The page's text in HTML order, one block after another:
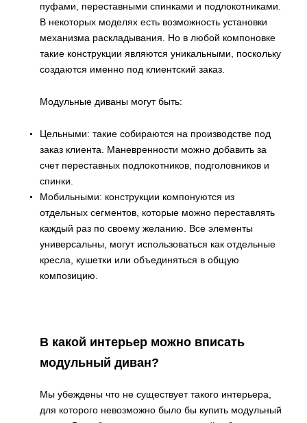
пуфами, переставными спинками и подлокотниками.
В некоторых моделях есть возможность установки
механизма раскладывания. Но в любой компоновке
такие конструкции являются уникальными, поскольку
создаются именно под клиентский заказ.
Модульные диваны могут быть:
Цельными: такие собираются на производстве под
заказ клиента. Маневренности можно добавить за
счет переставных подлокотников, подголовников и
спинки.
Мобильными: конструкции компонуются из
отдельных сегментов, которые можно переставлять
каждый раз по своему желанию. Все элементы
универсальны, могут использоваться как отдельные
кресла, кушетки или объединяться в общую
композицию.
В какой интерьер можно вписать
модульный диван?
Мы убеждены что не существует такого интерьера,
для которого невозможно было бы купить модульный